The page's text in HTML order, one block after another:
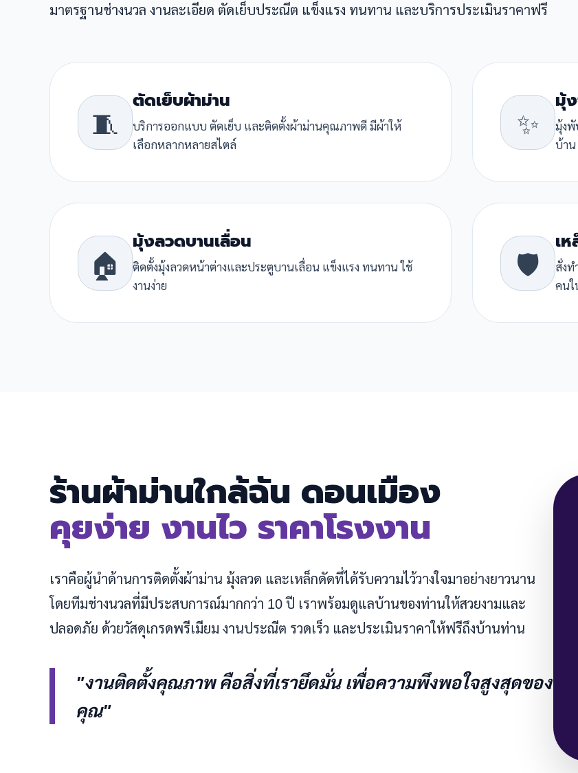
มาตรฐานช่างนวล งานละเอียด ตัดเย็บประณีต แข็งแรง ทนทาน และบริการประเมินราคาฟรี
🧵
ตัดเย็บผ้าม่าน
บริการออกแบบ ตัดเย็บ และติดตั้งผ้าม่านคุณภาพดี มีผ้าให้
เลือกหลากหลายสไตล์
✨
มุ้
มุ้ง
บ้าน
🏠
มุ้งลวดบานเลื่อน
ติดตั้งมุ้งลวดหน้าต่างและประตูบานเลื่อน แข็งแรง ทนทาน ใช้
งานง่าย
🛡️
เ
สั่งท
คน
ร้านผ้าม่านใกล้ฉัน ดอนเมือง
คุยง่าย งานไว ราคาโรงงาน
เราคือผู้นำด้านการติดตั้งผ้าม่าน มุ้งลวด และเหล็กดัดที่ได้รับความไว้วางใจมาอย่างยาวนาน
โดยทีมช่างนวลที่มีประสบการณ์มากกว่า 10 ปี เราพร้อมดูแลบ้านของท่านให้สวยงามและ
ปลอดภัย ด้วยวัสดุเกรดพรีเมียม งานประณีต รวดเร็ว และประเมินราคาให้ฟรีถึงบ้านท่าน
"งานติดตั้งคุณภาพ คือสิ่งที่เรายึดมั่น เพื่อความพึงพอใจสูงสุดของ
คุณ"